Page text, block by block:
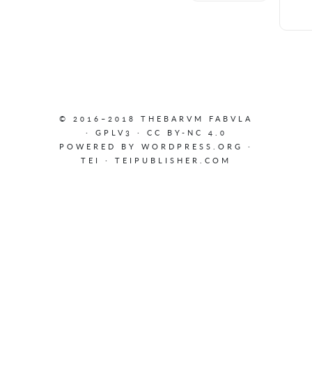
© 2016–2018 THEBARVM FABVLA
· GPLV3 · CC BY-NC 4.0
POWERED BY WORDPRESS.ORG
·
TEI
· TEIPUBLISHER.COM